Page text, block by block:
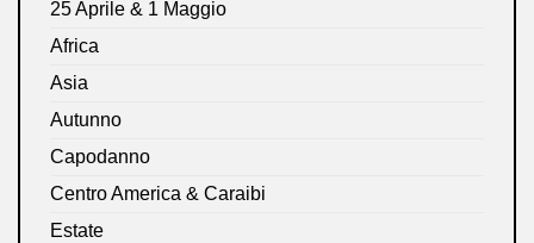
25 Aprile & 1 Maggio
Africa
Asia
Autunno
Capodanno
Centro America & Caraibi
Estate